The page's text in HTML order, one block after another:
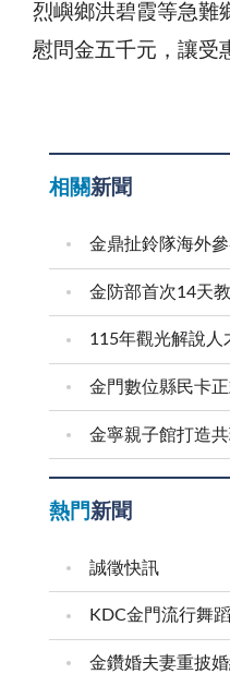
烈嶼鄉洪碧霞等急難
慰問金五千元，讓受
相關新聞
金鼎扯鈴隊海外
115年觀光解說人
金寧親子館打造
熱門新聞
誠徵快訊